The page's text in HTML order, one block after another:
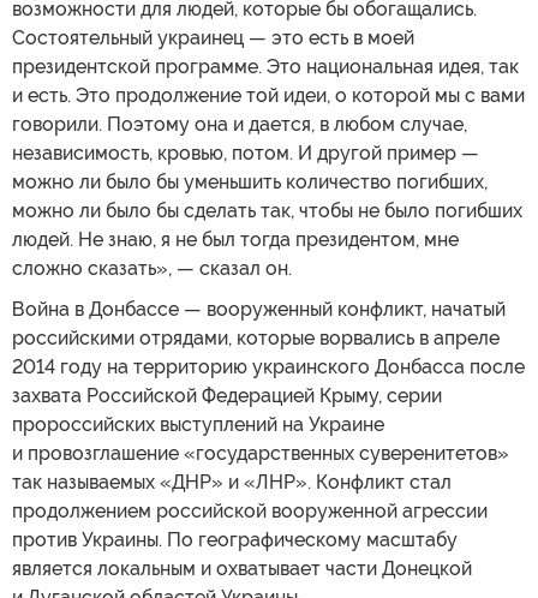
возможности для людей, которые бы обогащались.
Состоятельный украинец — это есть в моей
президентской программе. Это национальная идея, так
и есть. Это продолжение той идеи, о которой мы с вами
говорили. Поэтому она и дается, в любом случае,
независимость, кровью, потом. И другой пример —
можно ли было бы уменьшить количество погибших,
можно ли было бы сделать так, чтобы не было погибших
людей. Не знаю, я не был тогда президентом, мне
сложно сказать», — сказал он.
Война в Донбассе — вооруженный конфликт, начатый
российскими отрядами, которые ворвались в апреле
2014 году на территорию украинского Донбасса после
захвата Российской Федерацией Крыму, серии
пророссийских выступлений на Украине
и провозглашение «государственных суверенитетов»
так называемых «ДНР» и «ЛНР». Конфликт стал
продолжением российской вооруженной агрессии
против Украины. По географическому масштабу
является локальным и охватывает части Донецкой